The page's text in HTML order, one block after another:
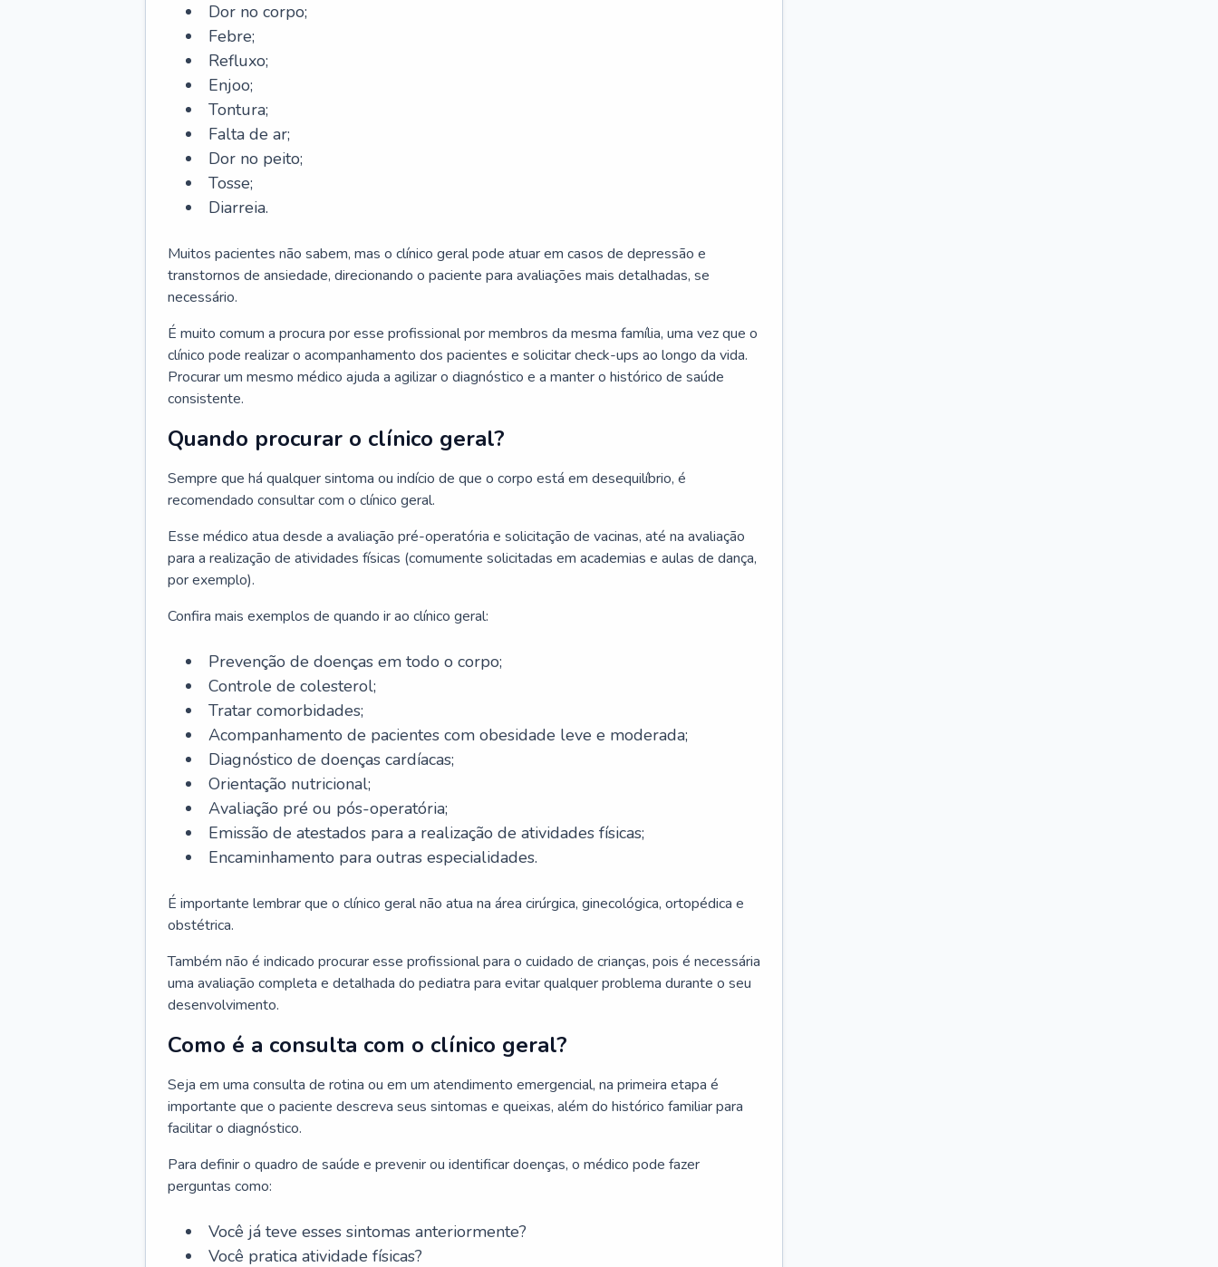
Dor no corpo;
Febre;
Refluxo;
Enjoo;
Tontura;
Falta de ar;
Dor no peito;
Tosse;
Diarreia.
Muitos pacientes não sabem, mas o clínico geral pode atuar em casos de depressão e
transtornos de ansiedade, direcionando o paciente para avaliações mais detalhadas, se
necessário.
É muito comum a procura por esse profissional por membros da mesma família, uma vez que o
clínico pode realizar o acompanhamento dos pacientes e solicitar check-ups ao longo da vida.
Procurar um mesmo médico ajuda a agilizar o diagnóstico e a manter o histórico de saúde
consistente.
Quando procurar o clínico geral?
Sempre que há qualquer sintoma ou indício de que o corpo está em desequilíbrio, é
recomendado consultar com o clínico geral.
Esse médico atua desde a avaliação pré-operatória e solicitação de vacinas, até na avaliação
para a realização de atividades físicas (comumente solicitadas em academias e aulas de dança,
por exemplo).
Confira mais exemplos de quando ir ao clínico geral:
Prevenção de doenças em todo o corpo;
Controle de colesterol;
Tratar comorbidades;
Acompanhamento de pacientes com obesidade leve e moderada;
Diagnóstico de doenças cardíacas;
Orientação nutricional;
Avaliação pré ou pós-operatória;
Emissão de atestados para a realização de atividades físicas;
Encaminhamento para outras especialidades.
É importante lembrar que o clínico geral não atua na área cirúrgica, ginecológica, ortopédica e
obstétrica.
Também não é indicado procurar esse profissional para o cuidado de crianças, pois é necessária
uma avaliação completa e detalhada do pediatra para evitar qualquer problema durante o seu
desenvolvimento.
Como é a consulta com o clínico geral?
Seja em uma consulta de rotina ou em um atendimento emergencial, na primeira etapa é
importante que o paciente descreva seus sintomas e queixas, além do histórico familiar para
facilitar o diagnóstico.
Para definir o quadro de saúde e prevenir ou identificar doenças, o médico pode fazer
perguntas como:
Você já teve esses sintomas anteriormente?
Você pratica atividade físicas?